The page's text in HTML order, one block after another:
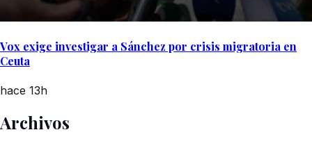
Vox exige investigar a Sánchez por crisis migratoria en
Ceuta
hace 13h
Archivos